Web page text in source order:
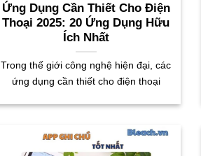
Ứng Dụng Cần Thiết Cho Điện
Thoại 2025: 20 Ứng Dụng Hữu
Ích Nhất
Trong thế giới công nghệ hiện đại, các
ứng dụng cần thiết cho điện thoại